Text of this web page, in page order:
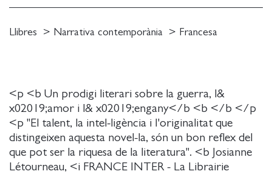
<p <b Un prodigi literari sobre la guerra, l&
x02019;amor i l& x02019;engany</b <b </b </p
<p "El talent, la intel-ligència i l'originalitat que
distingeixen aquesta novel-la, són un bon reflex del
que pot ser la riquesa de la literatura". <b Josianne
Létourneau, <i FRANCE INTER - La Librairie
Llibres Narrativa contemporània Francesa